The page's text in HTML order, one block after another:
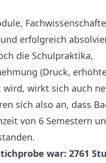
erfolgreich
die Schulpraktika,
(Druck,
wirkt sich auch
sich also an, dass
von 6 Semestern
war: 2761